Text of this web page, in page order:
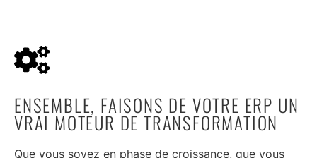
ENSEMBLE, FAISONS DE VOTRE ERP UN
VRAI MOTEUR DE TRANSFORMATION
Que vous soyez en phase de croissance, que vous